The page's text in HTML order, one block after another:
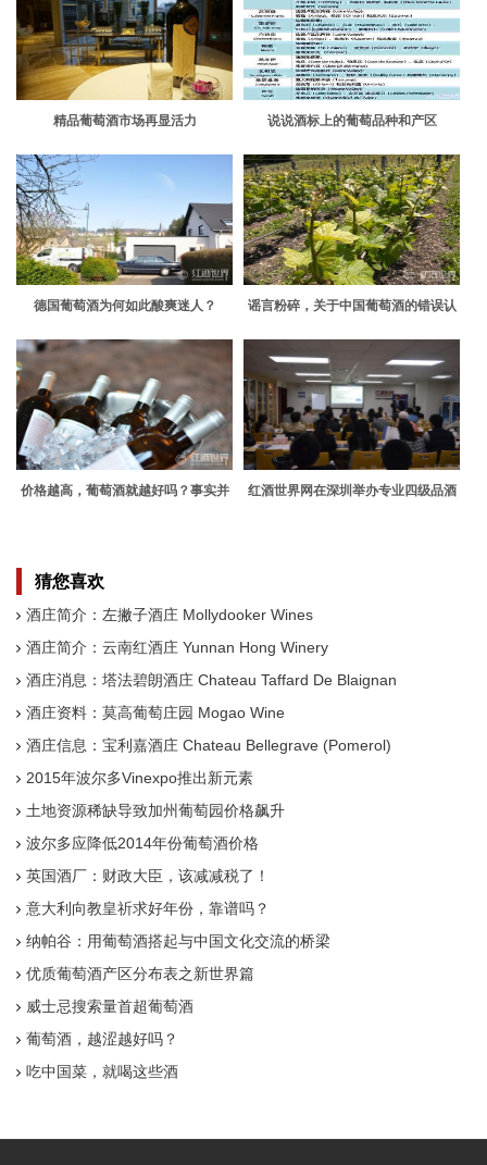
精品葡萄酒市场再显活力 说说酒标上的葡萄品种和产区
德国葡萄酒为何如此酸爽迷人？
谣言粉碎，关于中国葡萄酒的错误认
价格越高，葡萄酒就越好吗？事实并
红酒世界网在深圳举办专业四级品酒
猜您喜欢
酒庄简介：左撇子酒庄 Mollydooker Wines
酒庄简介：云南红酒庄 Yunnan Hong Winery
酒庄消息：塔法碧朗酒庄 Chateau Taffard De Blaignan
酒庄资料：莫高葡萄庄园 Mogao Wine
酒庄信息：宝利嘉酒庄 Chateau Bellegrave (Pomerol)
2015年波尔多Vinexpo推出新元素
土地资源稀缺导致加州葡萄园价格飙升
波尔多应降低2014年份葡萄酒价格
英国酒厂：财政大臣，该减减税了！
意大利向教皇祈求好年份，靠谱吗？
纳帕谷：用葡萄酒搭起与中国文化交流的桥梁
优质葡萄酒产区分布表之新世界篇
威士忌搜索量首超葡萄酒
葡萄酒，越涩越好吗？
吃中国菜，就喝这些酒